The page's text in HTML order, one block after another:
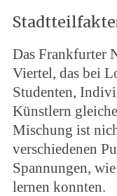
Das Frankfurter
Viertel, das bei
Studenten,
Künstlern
Mischung ist
verschiedenen
Spannungen,
lernen konnten.